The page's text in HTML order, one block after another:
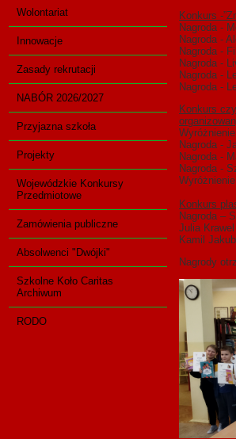
Wolontariat
Innowacje
Zasady rekrutacji
NABÓR 2026/2027
Przyjazna szkoła
Projekty
Wojewódzkie Konkursy
Przedmiotowe
Zamówienia publiczne
Absolwenci "Dwójki"
Szkolne Koło Caritas
Archiwum
RODO
Konkurs -
Nagroda -
Nagroda -
Nagroda -
Nagroda -
Nagroda -
Nagroda -
Konkurs
Nagroda -
Nagroda -
Nagroda -
Konkurs
Nagroda –
Julia
Kamil
Nagrody